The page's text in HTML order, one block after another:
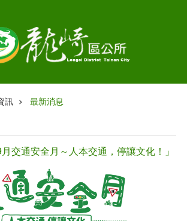
訊 最新消息
月交通安全月～人本交通，停讓文化！」